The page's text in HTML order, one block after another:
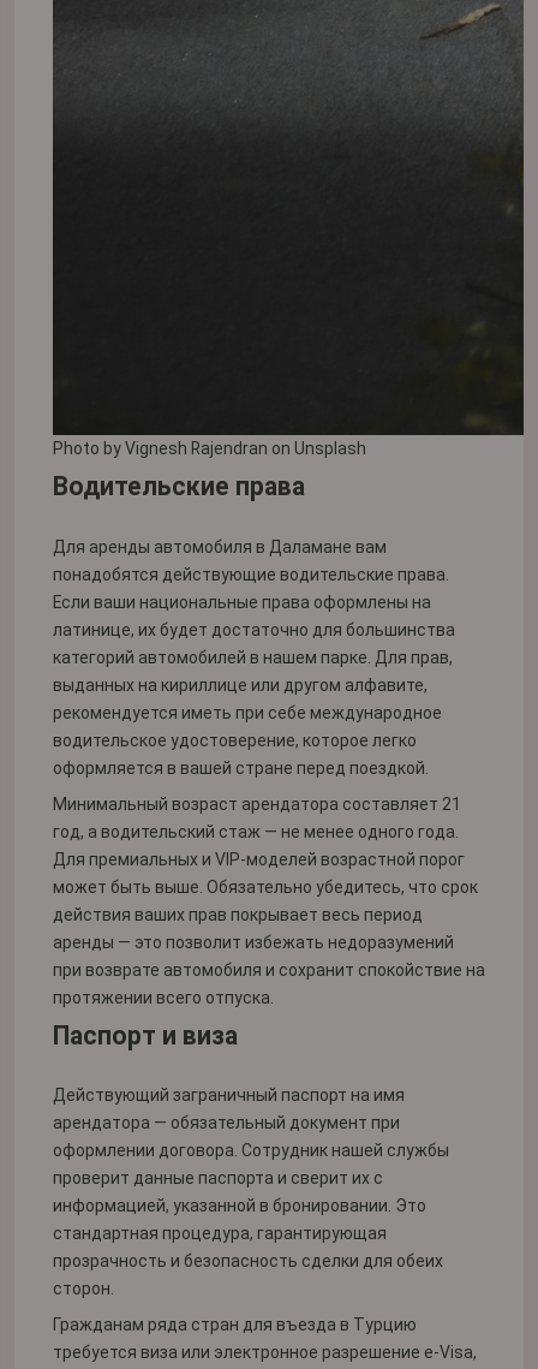
Photo byVignesh Rajendran on Unsplash
Водительские права
Для аренды автомобиля в Даламане вам
понадобятся действующие водительские права.
Если ваши национальные права оформлены на
латинице, их будет достаточно для большинства
категорий автомобилей в нашем парке. Для прав,
выданных на кириллице или другом алфавите,
рекомендуется иметь при себе международное
водительское удостоверение, которое легко
оформляется в вашей стране перед поездкой.
Минимальный возраст арендатора составляет 21
год, а водительский стаж — не менее одного года.
Для премиальных и VIP-моделей возрастной порог
может быть выше. Обязательно убедитесь, что срок
действия ваших прав покрывает весь период
аренды — это позволит избежать недоразумений
при возврате автомобиля и сохранит спокойствие на
протяжении всего отпуска.
Паспорт и виза
Действующий заграничный паспорт на имя
арендатора — обязательный документ при
оформлении договора. Сотрудник нашей службы
проверит данные паспорта и сверит их с
информацией, указанной в бронировании. Это
стандартная процедура, гарантирующая
прозрачность и безопасность сделки для обеих
сторон.
Гражданам ряда стран для въезда в Турцию
требуется виза или электронное разрешение e-Visa,